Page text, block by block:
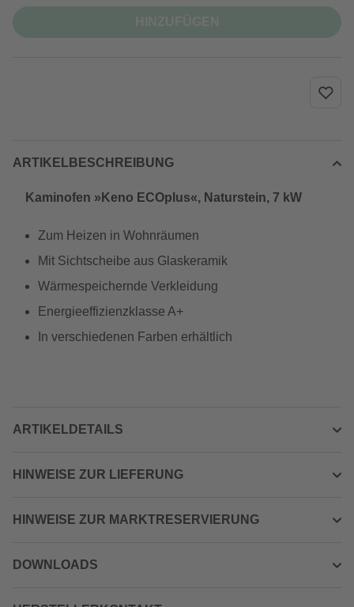
ARTIKELBESCHREIBUNG
Kaminofen »Keno ECOplus«, Naturstein, 7 kW
Zum Heizen in Wohnräumen
Mit Sichtscheibe aus Glaskeramik
Wärmespeichernde Verkleidung
Energieeffizienzklasse A+
In verschiedenen Farben erhältlich
ARTIKELDETAILS
HINWEISE ZUR LIEFERUNG
HINWEISE ZUR MARKTRESERVIERUNG
DOWNLOADS